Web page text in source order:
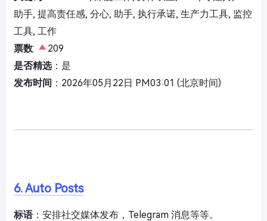
助手, 提高责任感, 分心, 助手, 执行承诺, 生产力工具, 监控
工具, 工作
票数:
209
是否精选：是
发布时间 ：2026年05月22日 PM03:01 (北京时间)
6. Auto Posts
标语：安排社交媒体发布，Telegram 消息等等。